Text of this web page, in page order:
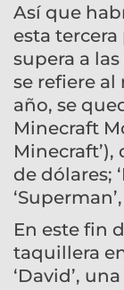
Así que
esta
supera a
se refiere
año, se
Minecraft
de dólares;
En este fin
taquillera
‘David’,